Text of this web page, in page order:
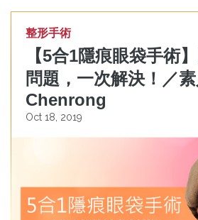
整形手術
【5合1隱痕眼袋手術
問題，一次解決！／
Chenrong
Oct 18, 2019